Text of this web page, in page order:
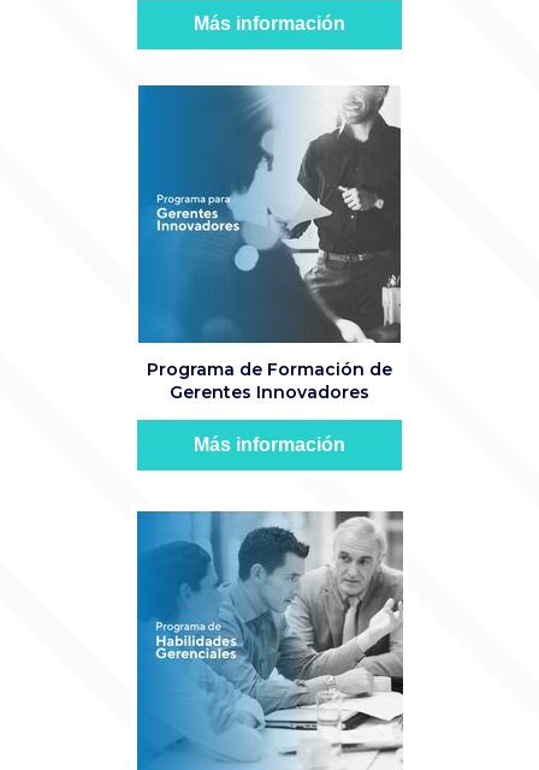
Más información
Programa de Formación de
Gerentes Innovadores
Más información